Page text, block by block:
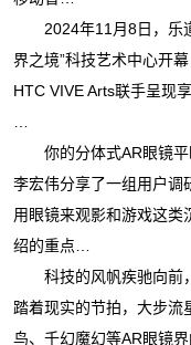
2024年11月8日，乐道
界之境”科技艺术中心开
HTC VIVE Arts联手呈现
你的分体式AR眼镜平
李宏伟分享了一组用户调
用眼镜来观影和游戏这
绍的重点…
科技的风帆疾驰向前，
踏着现实的节拍，大步流
鸟、千幻魔幻等AR眼镜